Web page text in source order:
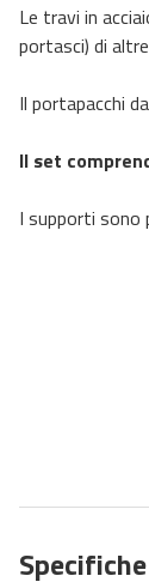
Le travi in
portasci) di
Il portapacchi
Il set
I supporti
Specifiche